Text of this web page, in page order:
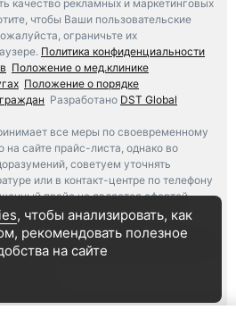
качество рекламных и маркетинговых
чтобы Ваши пользовательские
ограничьте их
Политика конфиденциальности
Положение о мед.клинике
Положение о порядке
Разработано DST Global
все меры по своевременному
сайте прайс-листа, однако во
советуем уточнять
или в контакт-центре по телефону
прайс не является офертой.
на основании договора.
качества оказания услуг медицинским
, чтобы анализировать, как
рекомендовать полезное
на сайте